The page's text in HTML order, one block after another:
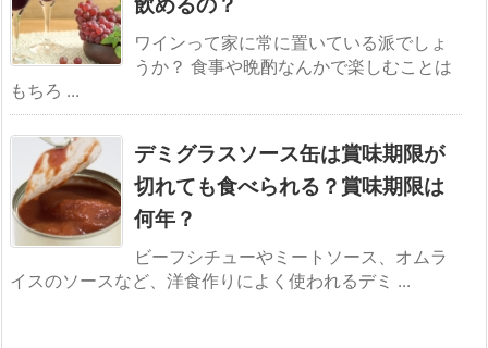
ワインって家に常に置いている派でしょ
うか？ 食事や晩酌なんかで楽しむことは
もちろ ...
デミグラスソース缶は賞味期限が
切れても食べられる？賞味期限は
何年？
ビーフシチューやミートソース、オムラ
イスのソースなど、洋食作りによく使われるデミ ...